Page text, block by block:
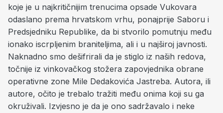
koje je u najkritičnijim trenucima opsade Vukovara
odaslano prema hrvatskom vrhu, ponajprije Saboru i
Predsjedniku Republike, da bi stvorilo pomutnju među
ionako iscrpljenim braniteljima, ali i u najširoj javnosti.
Naknadno smo dešifrirali da je stiglo iz naših redova,
točnije iz vinkovačkog stožera zapovjednika obrane
operativne zone Mile Dedakovića Jastreba. Autora, ili
autore, očito je trebalo tražiti među onima koji su ga
okruživali. Izvjesno je da je ono sadržavalo i neke